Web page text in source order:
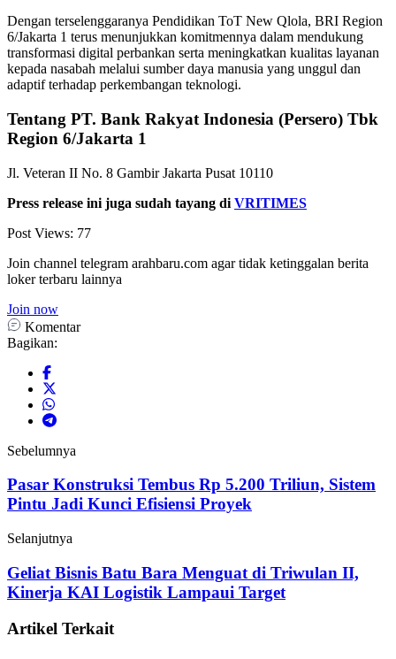
Dengan terselenggaranya Pendidikan ToT New Qlola, BRI Region
6/Jakarta 1 terus menunjukkan komitmennya dalam mendukung
transformasi digital perbankan serta meningkatkan kualitas layanan
kepada nasabah melalui sumber daya manusia yang unggul dan
adaptif terhadap perkembangan teknologi.
Tentang PT. Bank Rakyat Indonesia (Persero) Tbk
Region 6/Jakarta 1
Jl. Veteran II No. 8 Gambir Jakarta Pusat 10110
Press release ini juga sudah tayang di VRITIMES
Post Views: 77
Join channel telegram arahbaru.com agar tidak ketinggalan berita
loker terbaru lainnya
Join now
Komentar
Bagikan:
Sebelumnya
Pasar Konstruksi Tembus Rp 5.200 Triliun, Sistem
Pintu Jadi Kunci Efisiensi Proyek
Selanjutnya
Geliat Bisnis Batu Bara Menguat di Triwulan II,
Kinerja KAI Logistik Lampaui Target
Artikel Terkait